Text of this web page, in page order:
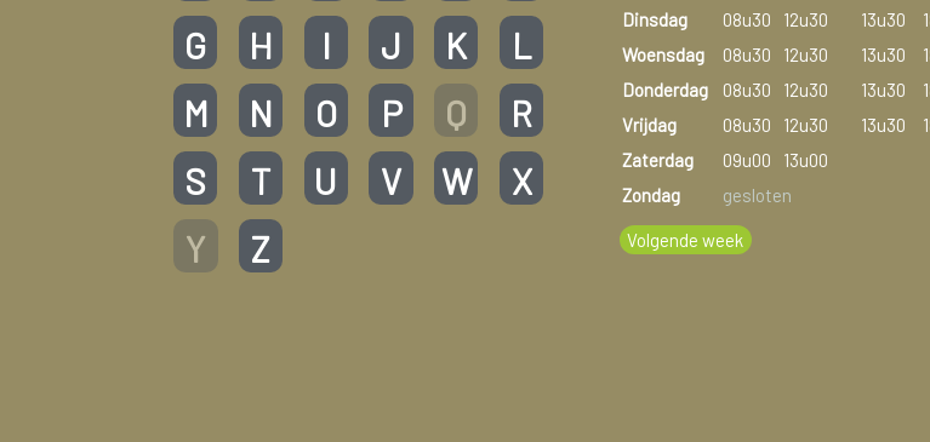
G
H I J K
L
M
N O P Q
R
S
T U V W
X
Y
Z
Dinsdag
08u30 12u30 13u30
Woensdag
08u30 12u30 13u30
Donderdag
08u30 12u30 13u30
Vrijdag
08u30 12u30 13u30
Zaterdag
09u00
13u00
Zondag
gesloten
Volgende week